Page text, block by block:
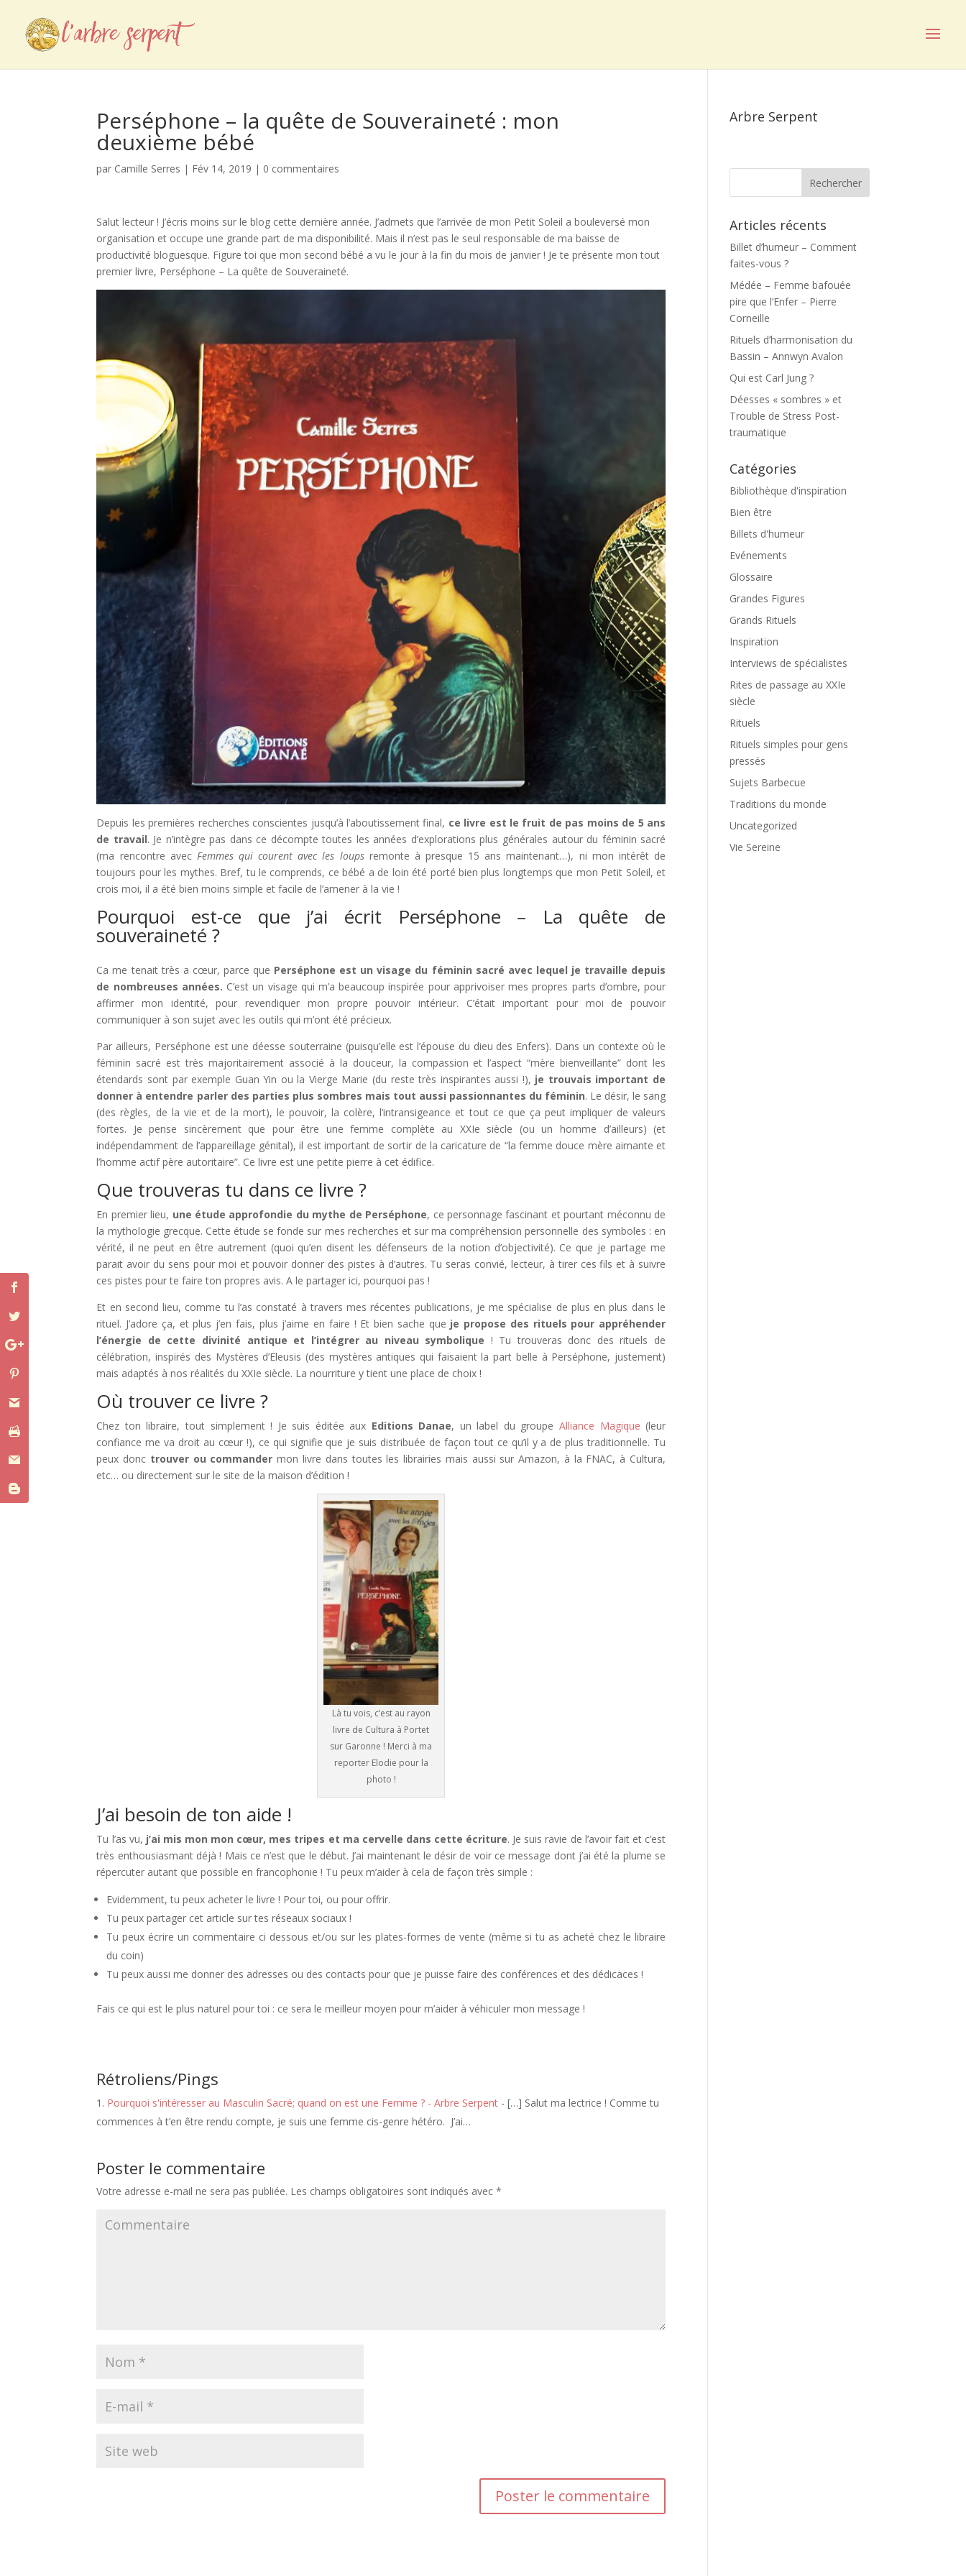
Perséphone – la quête de Souveraineté : mon
deuxième bébé
par Camille Serres | Fév 14, 2019 | 0 commentaires
Salut lecteur ! J’écris moins sur le blog cette dernière année. J’admets que l’arrivée de mon Petit Soleil a bouleversé mon
organisation et occupe une grande part de ma disponibilité. Mais il n’est pas le seul responsable de ma baisse de
productivité bloguesque. Figure toi que mon second bébé a vu le jour à la fin du mois de janvier ! Je te présente mon tout
premier livre, Perséphone – La quête de Souveraineté.
Depuis les premières recherches conscientes jusqu’à l’aboutissement final, ce livre est le fruit de pas moins de 5 ans
de travail. Je n’intègre pas dans ce décompte toutes les années d’explorations plus générales autour du féminin sacré
(ma rencontre avec Femmes qui courent avec les loupsremonte à presque 15 ans maintenant…), ni mon intérêt de
toujours pour les mythes. Bref, tu le comprends, ce bébé a de loin été porté bien plus longtemps que mon Petit Soleil, et
crois moi, il a été bien moins simple et facile de l’amener à la vie !
Pourquoi est-ce que j’ai écrit Perséphone – La quête de
souveraineté ?
Ca me tenait très a cœur, parce que Perséphone est un visage du féminin sacré avec lequel je travaille depuis
de nombreuses années. C’est un visage qui m’a beaucoup inspirée pour apprivoiser mes propres parts d’ombre, pour
affirmer mon identité, pour revendiquer mon propre pouvoir intérieur. C’était important pour moi de pouvoir
communiquer à son sujet avec les outils qui m’ont été précieux.
Par ailleurs, Perséphone est une déesse souterraine (puisqu’elle est l’épouse du dieu des Enfers). Dans un contexte où le
féminin sacré est très majoritairement associé à la douceur, la compassion et l’aspect “mère bienveillante” dont les
étendards sont par exemple Guan Yin ou la Vierge Marie (du reste très inspirantes aussi !), je trouvais important de
donner à entendre parler des parties plus sombres mais tout aussi passionnantes du féminin. Le désir, le sang
(des règles, de la vie et de la mort), le pouvoir, la colère, l’intransigeance et tout ce que ça peut impliquer de valeurs
fortes. Je pense sincèrement que pour être une femme complète au XXIe siècle (ou un homme d’ailleurs) (et
indépendamment de l’appareillage génital), il est important de sortir de la caricature de “la femme douce mère aimante et
l’homme actif père autoritaire”. Ce livre est une petite pierre à cet édifice.
Que trouveras tu dans ce livre ?
En premier lieu, une étude approfondie du mythe de Perséphone, ce personnage fascinant et pourtant méconnu de
la mythologie grecque. Cette étude se fonde sur mes recherches et sur ma compréhension personnelle des symboles : en
vérité, il ne peut en être autrement (quoi qu’en disent les défenseurs de la notion d’objectivité). Ce que je partage me
parait avoir du sens pour moi et pouvoir donner des pistes à d’autres. Tu seras convié, lecteur, à tirer ces fils et à suivre
ces pistes pour te faire ton propres avis. A le partager ici, pourquoi pas !
Et en second lieu, comme tu l’as constaté à travers mes récentes publications, je me spécialise de plus en plus dans le
rituel. J’adore ça, et plus j’en fais, plus j’aime en faire ! Et bien sache que je propose des rituels pour appréhender
l’énergie de cette divinité antique et l’intégrer au niveau symbolique ! Tu trouveras donc des rituels de
célébration, inspirés des Mystères d’Eleusis (des mystères antiques qui faisaient la part belle à Perséphone, justement)
mais adaptés à nos réalités du XXIe siècle. La nourriture y tient une place de choix !
Où trouver ce livre ?
Chez ton libraire, tout simplement ! Je suis éditée aux Editions Danae, un label du groupe Alliance Magique (leur
confiance me va droit au cœur !), ce qui signifie que je suis distribuée de façon tout ce qu’il y a de plus traditionnelle. Tu
peux donc trouver ou commander mon livre dans toutes les librairies mais aussi sur Amazon, à la FNAC, à Cultura,
etc… ou directement sur le site de la maison d’édition !
Là tu vois, c’est au rayon
livre de Cultura à Portet
sur Garonne ! Merci à ma
reporter Elodie pour la
photo !
J’ai besoin de ton aide !
Tu l’as vu, j’ai mis mon mon cœur, mes tripes et ma cervelle dans cette écriture. Je suis ravie de l’avoir fait et c’est
très enthousiasmant déjà ! Mais ce n’est que le début. J’ai maintenant le désir de voir ce message dont j’ai été la plume se
répercuter autant que possible en francophonie ! Tu peux m’aider à cela de façon très simple :
Evidemment, tu peux acheter le livre ! Pour toi, ou pour offrir.
Tu peux partager cet article sur tes réseaux sociaux !
Tu peux écrire un commentaire ci dessous et/ou sur les plates-formes de vente (même si tu as acheté chez le libraire
du coin)
Tu peux aussi me donner des adresses ou des contacts pour que je puisse faire des conférences et des dédicaces !
Fais ce qui est le plus naturel pour toi : ce sera le meilleur moyen pour m’aider à véhiculer mon message !
Rétroliens/Pings
Pourquoi s'intéresser au Masculin Sacré; quand on est une Femme ? - Arbre Serpent - […] Salut ma lectrice ! Comme tu
commences à t’en être rendu compte, je suis une femme cis-genre hétéro. J’ai…
Poster le commentaire
Votre adresse e-mail ne sera pas publiée. Les champs obligatoires sont indiqués avec*
Arbre Serpent
Articles récents
Billet d’humeur – Comment
faites-vous ?
Médée – Femme bafouée
pire que l’Enfer – Pierre
Corneille
Rituels d’harmonisation du
Bassin – Annwyn Avalon
Qui est Carl Jung ?
Déesses « sombres » et
Trouble de Stress Post-
traumatique
Catégories
Bibliothèque d'inspiration
Bien être
Billets d'humeur
Evénements
Glossaire
Grandes Figures
Grands Rituels
Inspiration
Interviews de spécialistes
Rites de passage au XXIe
siècle
Rituels
Rituels simples pour gens
pressés
Sujets Barbecue
Traditions du monde
Uncategorized
Vie Sereine